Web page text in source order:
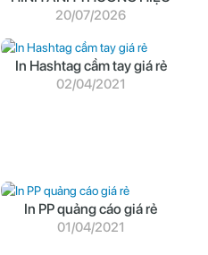
20/07/2026
In Hashtag cầm tay giá rẻ
02/04/2021
In PP quảng cáo giá rẻ
01/04/2021